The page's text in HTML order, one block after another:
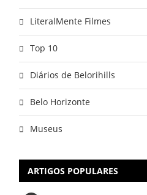
LiteralMente Filmes
Top 10
Diários de Belorihills
Belo Horizonte
Museus
ARTIGOS POPULARES